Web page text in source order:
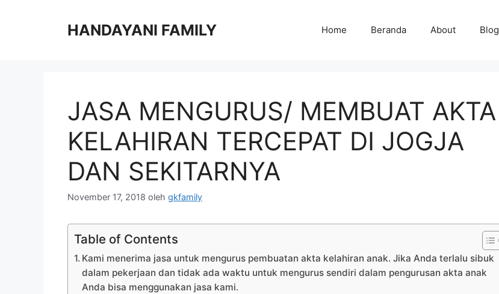
HANDAYANI FAMILY Home Beranda About Blog
JASA MENGURUS/ MEMBUAT AKTA
KELAHIRAN TERCEPAT DI JOGJA
DAN SEKITARNYA
November 17, 2018 oleh gkfamily
Table of Contents
Kami menerima jasa untuk mengurus pembuatan akta kelahiran anak. Jika Anda terlalu sibuk
dalam pekerjaan dan tidak ada waktu untuk mengurus sendiri dalam pengurusan akta anak
Anda bisa menggunakan jasa kami.